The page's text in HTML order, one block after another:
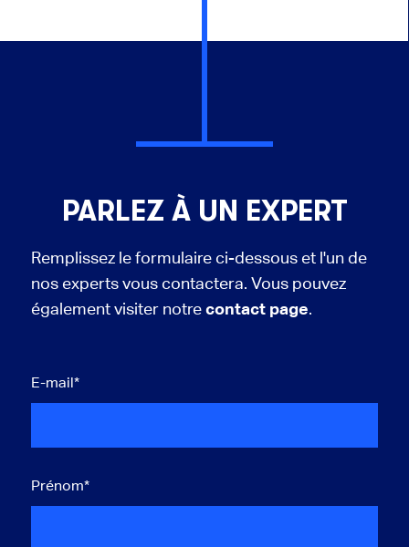
PARLEZ À UN EXPERT
Remplissez le formulaire ci-dessous et l'un de
nos experts vous contactera. Vous pouvez
également visiter notrecontact page.
E-mail*
Prénom*